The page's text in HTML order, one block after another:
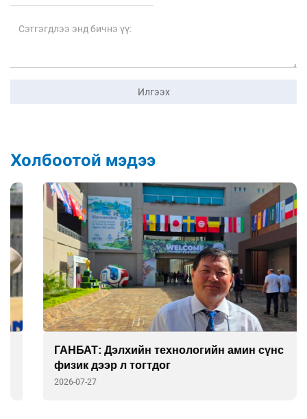
Илгээх
Холбоотой мэдээ
ГАНБАТ: Дэлхийн технологийн амин сүнс
физик дээр л тогтдог
2026-07-27